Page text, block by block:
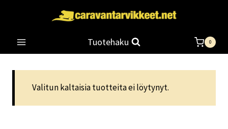
Tuotehaku 0
Valitun kaltaisia tuotteita ei löytynyt.